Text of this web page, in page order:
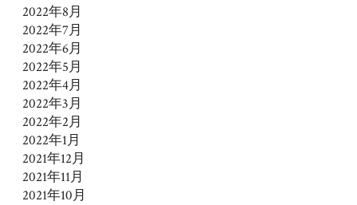
2022年8月
2022年7月
2022年6月
2022年5月
2022年4月
2022年3月
2022年2月
2022年1月
2021年12月
2021年11月
2021年10月